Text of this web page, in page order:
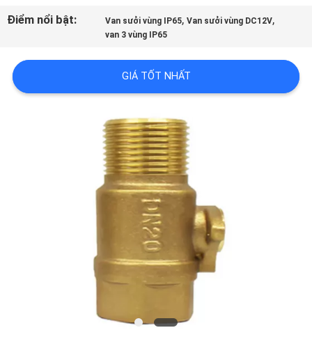
HỆ
CHÚNG
Điểm nổi bật: Van sưởi vùng IP65,Van sưởi vùng DC12V,
van 3 vùng IP65
GIÁ TỐT NHẤT